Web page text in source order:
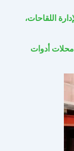
اللقاحات،
محلات أدوات